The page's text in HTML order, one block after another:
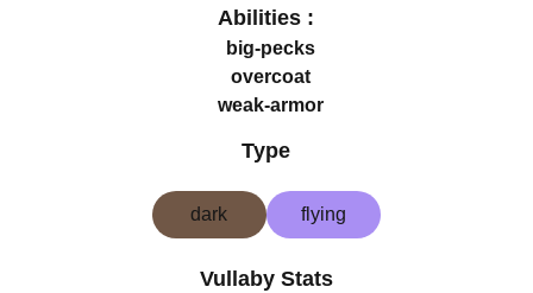
Abilities :
big-pecks
overcoat
weak-armor
Type
dark flying
Vullaby Stats